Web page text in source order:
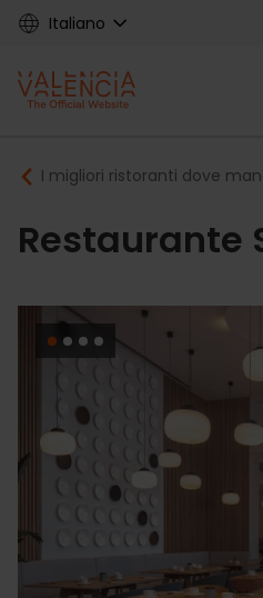
Skip
content
Italiano
Main
navigation
Breadcrumb
I migliori ristoranti dove
Restaurante